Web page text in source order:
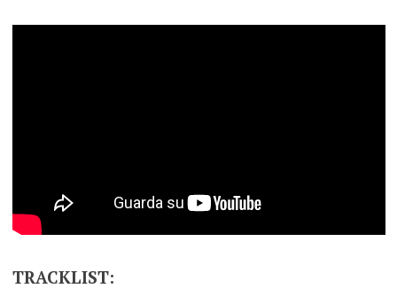
TRACKLIST: